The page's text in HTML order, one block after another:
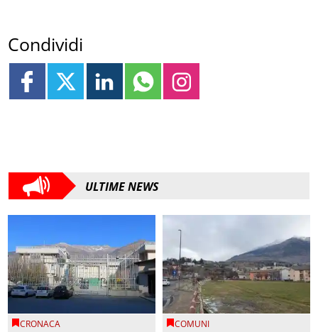
Condividi
ULTIME NEWS
CRONACA COMUNI